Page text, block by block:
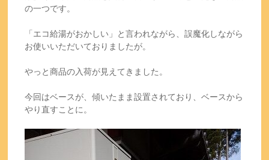
の一つです。
「エコ給湯がおかしい」と言われながら、誤魔化しながら
お使いいただいておりましたが。
やっと商品の入荷が見えてきました。
今回はベースが、傾いたまま設置されており、ベースから
やり直すことに。